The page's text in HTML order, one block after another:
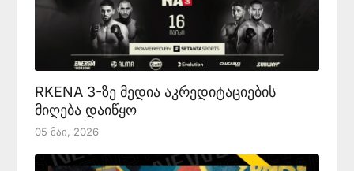
RKENA 3-ზე მედია აკრედიტაციების
მიღება დაიწყო
05 Მაი, 2026